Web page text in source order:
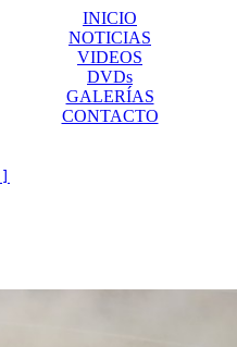
INICIO
NOTICIAS
VIDEOS
DVDs
GALERÍAS
CONTACTO